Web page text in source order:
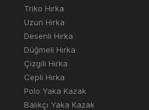
Triko Hırka
Uzun Hırka
Desenli Hırka
Düğmeli Hırka
Çizgili Hırka
Cepli Hırka
Polo Yaka Kazak
Balıkçı Yaka Kazak